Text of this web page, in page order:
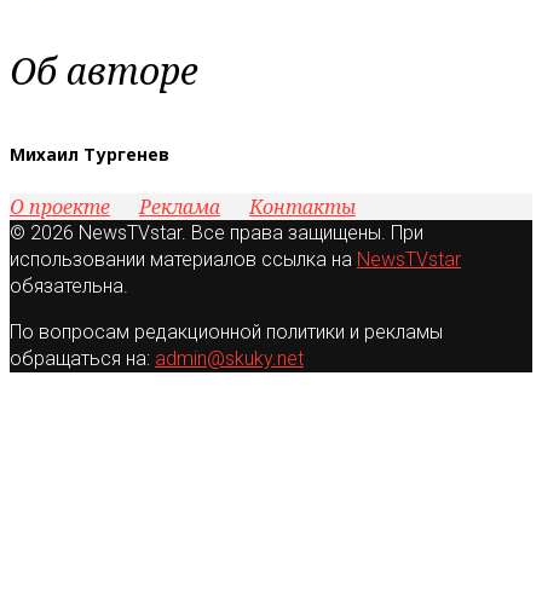
Об авторе
Михаил Тургенев
О проекте Реклама Контакты
© 2026 NewsTVstar. Все права защищены. При
использовании материалов ссылка на NewsTVstar
обязательна.
По вопросам редакционной политики и рекламы
обращаться на: admin@skuky.net